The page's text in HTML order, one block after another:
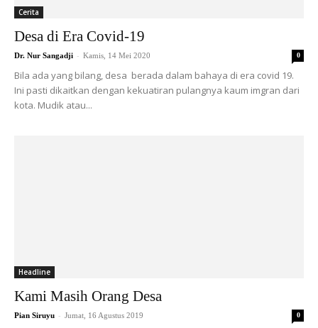
Cerita
Desa di Era Covid-19
Dr. Nur Sangadji - Kamis, 14 Mei 2020 0
Bila ada yang bilang, desa berada dalam bahaya di era covid 19.
Ini pasti dikaitkan dengan kekuatiran pulangnya kaum imgran dari
kota. Mudik atau...
Headline
Kami Masih Orang Desa
Pian Siruyu - Jumat, 16 Agustus 2019 0